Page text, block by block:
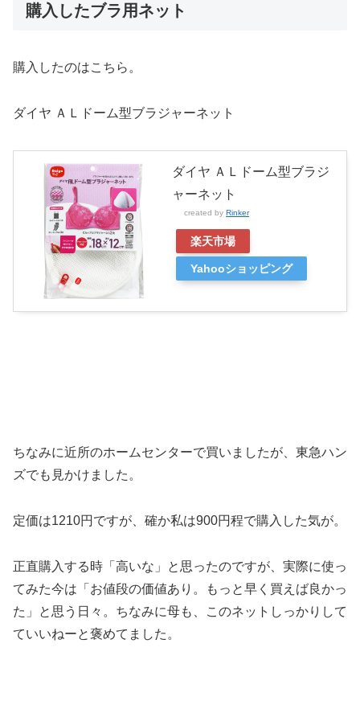
購入したブラ用ネット
購入したのはこちら。
ダイヤ ＡＬドーム型ブラジャーネット
ダイヤ ＡＬドーム型ブラジ
ャーネット
created by Rinker
楽天市場
Yahooショッピング
ちなみに近所のホームセンターで買いましたが、東急ハン
ズでも見かけました。
定価は1210円ですが、確か私は900円程で購入した気が。
正直購入する時「高いな」と思ったのですが、実際に使っ
てみた今は「お値段の価値あり。もっと早く買えば良かっ
た」と思う日々。ちなみに母も、このネットしっかりして
ていいねーと褒めてました。